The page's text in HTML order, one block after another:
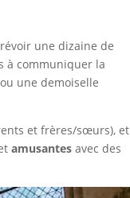
une dizaine de
à communiquer la
une demoiselle
et frères/sœurs), et
amusantes avec des